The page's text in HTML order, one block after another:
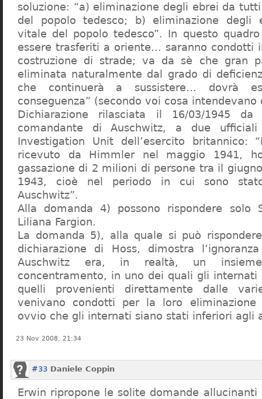
soluzione: “a) eliminazione degli ebrei da
del popolo tedesco; b) eliminazione degli
vitale del popolo tedesco”. In questo
essere trasferiti a oriente… saranno condotti
costruzione di strade; va da sè che gran
eliminata naturalmente dal grado di
che continuerà a sussistere… dovrà
conseguenza” (secondo voi cosa intendevano
Dichiarazione rilasciata il 16/03/1945
comandante di Auschwitz, a due
Investigation Unit dell’esercito britannico:
ricevuto da Himmler nel maggio 1941,
gassazione di 2 milioni di persone tra il
1943, cioè nel periodo in cui sono
Auschwitz”.
Alla domanda 4) possono rispondere solo
Liliana Fargion.
La domanda 5), alla quale si può
dichiarazione di Hoss, dimostra
Auschwitz era, in realtà, un
concentramento, in uno dei quali gli
quelli provenienti direttamente dalle
venivano condotti per la loro eliminazione
ovvio che gli internati siano stati inferiori agli
23 Nov 2008, 21:34
#33 Daniele Coppin
Erwin ripropone le solite domande